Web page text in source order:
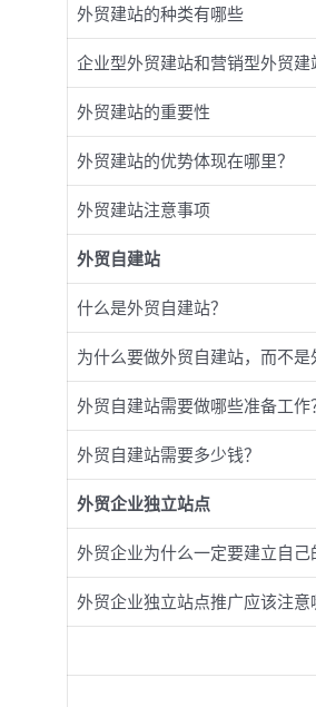
外贸建站的种类有哪些
企业型外贸建站和营销型外贸建
外贸建站的重要性
外贸建站的优势体现在哪里？
外贸建站注意事项
外贸自建站
什么是外贸自建站？
为什么要做外贸自建站，而不是
外贸自建站需要做哪些准备工作
外贸自建站需要多少钱？
外贸企业独立站点
外贸企业为什么一定要建立自己
外贸企业独立站点推广应该注意